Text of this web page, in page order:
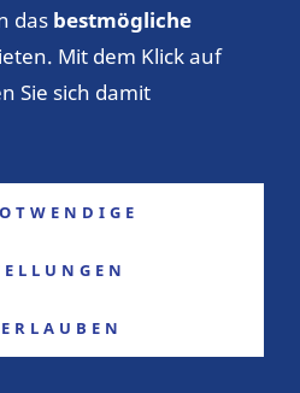
zur regionalen MPU-
Online-Beratung, zur
und Vorbereitung
Schritten.
Vorbereitung im
das bestmögliche
Mit dem Klick auf
Sie sich damit